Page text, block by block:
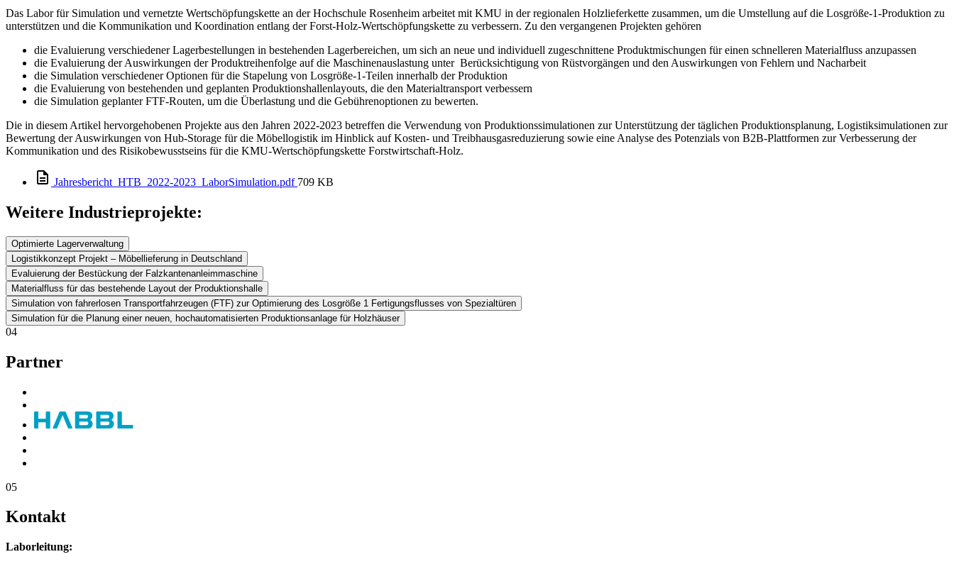
Das Labor für Simulation und vernetzte Wertschöpfungskette an der Hochschule Rosenheim arbeitet mit KMU in der regionalen Holzlieferkette zusammen, um die Umstellung auf die Losgröße-1-Produktion zu
unterstützen und die Kommunikation und Koordination entlang der Forst-Holz-Wertschöpfungskette zu verbessern. Zu den vergangenen Projekten gehören
die Evaluierung verschiedener Lagerbestellungen in bestehenden Lagerbereichen, um sich an neue und individuell zugeschnittene Produktmischungen für einen schnelleren Materialfluss anzupassen
die Evaluierung der Auswirkungen der Produktreihenfolge auf die Maschinenauslastung unter Berücksichtigung von Rüstvorgängen und den Auswirkungen von Fehlern und Nacharbeit
die Simulation verschiedener Optionen für die Stapelung von Losgröße-1-Teilen innerhalb der Produktion
die Evaluierung von bestehenden und geplanten Produktionshallenlayouts, die den Materialtransport verbessern
die Simulation geplanter FTF-Routen, um die Überlastung und die Gebührenoptionen zu bewerten.
Die in diesem Artikel hervorgehobenen Projekte aus den Jahren 2022-2023 betreffen die Verwendung von Produktionssimulationen zur Unterstützung der täglichen Produktionsplanung, Logistiksimulationen zur
Bewertung der Auswirkungen von Hub-Storage für die Möbellogistik im Hinblick auf Kosten- und Treibhausgasreduzierung sowie eine Analyse des Potenzials von B2B-Plattformen zur Verbesserung der
Kommunikation und des Risikobewusstseins für die KMU-Wertschöpfungskette Forstwirtschaft-Holz.
Jahresbericht_HTB_2022-2023_LaborSimulation.pdf 709 KB
Weitere Industrieprojekte:
Optimierte Lagerverwaltung
Logistikkonzept Projekt – Möbellieferung in Deutschland
Evaluierung der Bestückung der Falzkantenanleimmaschine
Materialfluss für das bestehende Layout der Produktionshalle
Simulation von fahrerlosen Transportfahrzeugen (FTF) zur Optimierung des Losgröße 1 Fertigungsflusses von Spezialtüren
Simulation für die Planung einer neuen, hochautomatisierten Produktionsanlage für Holzhäuser
04
Partner
05
Kontakt
Laborleitung: